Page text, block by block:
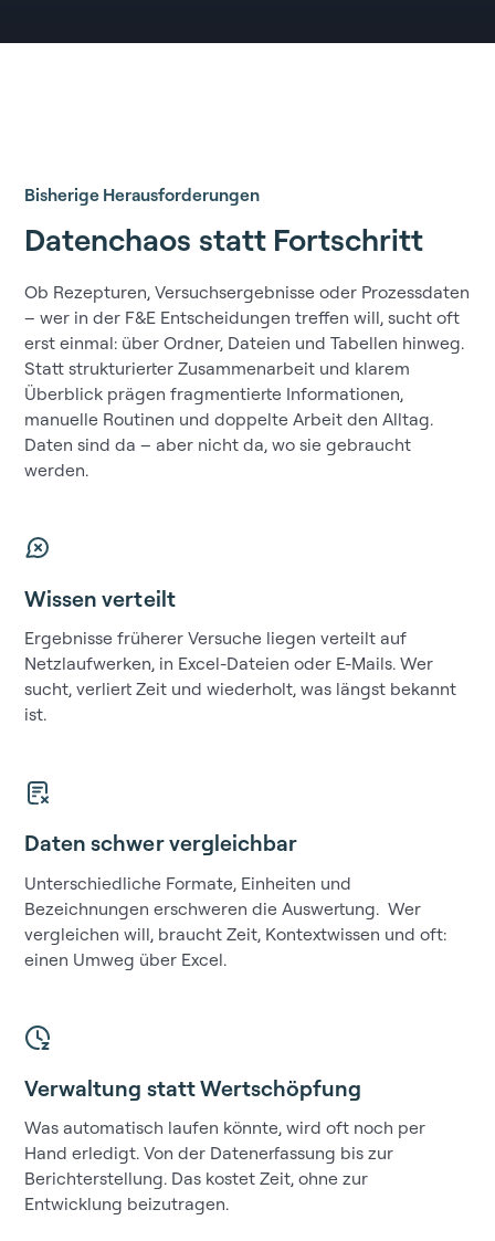
Bisherige Herausforderungen
Datenchaos statt Fortschritt
Ob Rezepturen, Versuchsergebnisse oder Prozessdaten
– wer in der F&E Entscheidungen treffen will, sucht oft
erst einmal: über Ordner, Dateien und Tabellen hinweg.
Statt strukturierter Zusammenarbeit und klarem
Überblick prägen fragmentierte Informationen,
manuelle Routinen und doppelte Arbeit den Alltag.
Daten sind da – aber nicht da, wo sie gebraucht
werden.
Wissen verteilt
Ergebnisse früherer Versuche liegen verteilt auf
Netzlaufwerken, in Excel-Dateien oder E-Mails. Wer
sucht, verliert Zeit und wiederholt, was längst bekannt
ist.
Daten schwer vergleichbar
Unterschiedliche Formate, Einheiten und
Bezeichnungen erschweren die Auswertung. Wer
vergleichen will, braucht Zeit, Kontextwissen und oft:
einen Umweg über Excel.
Verwaltung statt Wertschöpfung
Was automatisch laufen könnte, wird oft noch per
Hand erledigt. Von der Datenerfassung bis zur
Berichterstellung. Das kostet Zeit, ohne zur
Entwicklung beizutragen.